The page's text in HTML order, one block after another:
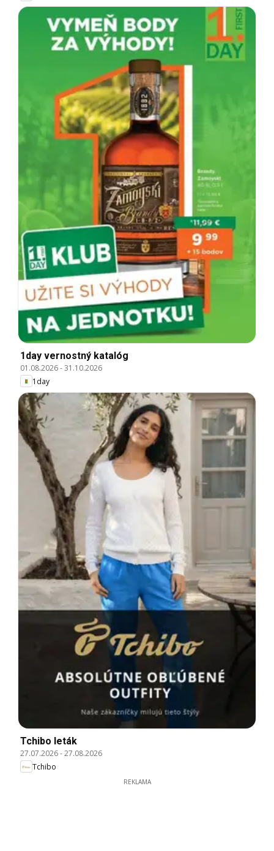
1day vernostný katalóg
01.08.2026-31.10.2026
1day
Tchibo leták
27.07.2026-27.08.2026
Tchibo
REKLAMA